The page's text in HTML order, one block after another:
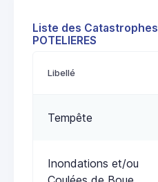
Liste des
POTELIERES
Libellé
Tempête
Inondations et/ou